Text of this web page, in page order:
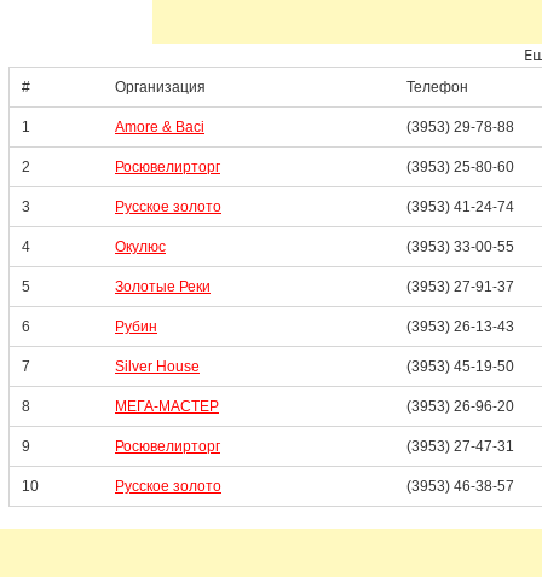
# Организация Телефон
1 Amore & Baci (3953) 29-78-88
2 Росювелирторг (3953) 25-80-60
3 Русское золото (3953) 41-24-74
4 Окулюс (3953) 33-00-55
5 Золотые Реки (3953) 27-91-37
6 Рубин (3953) 26-13-43
7 Silver House (3953) 45-19-50
8 МЕГА-МАСТЕР (3953) 26-96-20
9 Росювелирторг (3953) 27-47-31
10 Русское золото (3953) 46-38-57